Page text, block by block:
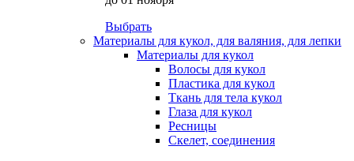
Выбрать
Материалы для кукол, для валяния, для лепки
Материалы для кукол
Волосы для кукол
Пластика для кукол
Ткань для тела кукол
Глаза для кукол
Ресницы
Скелет, соединения